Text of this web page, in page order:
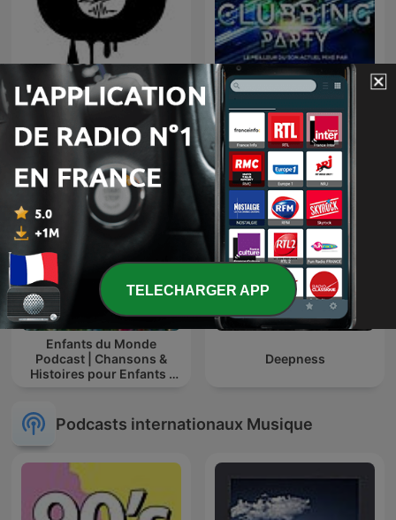
TOMORROWLAND
EDITIONS
CLUBBING PARTY !
Enfants du Monde
Podcast | Chansons &
Histoires pour Enfants |
Apprendre à Chanter
Compte
Deepness
Podcasts internationaux Musique
TELECHARGER APP